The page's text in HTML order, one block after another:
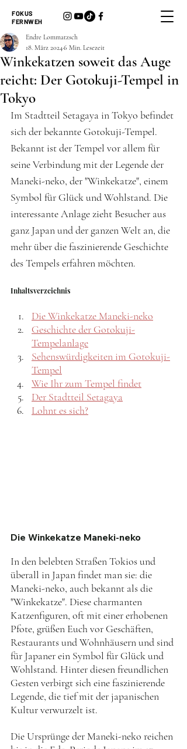
FOKUS
FERNWEH
Winkekatzen soweit das Auge
reicht: Der Gotokuji-Tempel in
Tokyo
Endre Lommatzsch
18. März 20246 Min. Lesezeit
Im Stadtteil Setagaya in Tokyo befindet
sich der bekannte Gotokuji-Tempel.
Bekannt ist der Tempel vor allem für
seine Verbindung mit der Legende der
Maneki-neko, der "Winkekatze", einem
Symbol für Glück und Wohlstand. Die
interessante Anlage zieht Besucher aus
ganz Japan und der ganzen Welt an, die
mehr über die faszinierende Geschichte
des Tempels erfahren möchten.
Inhaltsverzeichnis
Die Winkekatze Maneki-neko
Geschichte der Gotokuji-
Tempelanlage
Sehenswürdigkeiten im Gotokuji-
Tempel
Wie Ihr zum Tempel findet
Der Stadtteil Setagaya
Lohnt es sich?
Die Winkekatze Maneki-neko
In den belebten Straßen Tokios und
überall in Japan findet man sie: die
Maneki-neko, auch bekannt als die
"Winkekatze". Diese charmanten
Katzenfiguren, oft mit einer erhobenen
Pfote, grüßen Euch vor Geschäften,
Restaurants und Wohnhäusern und sind
für Japaner ein Symbol für Glück und
Wohlstand. Hinter diesen freundlichen
Gesten verbirgt sich eine faszinierende
Legende, die tief mit der japanischen
Kultur verwurzelt ist.
Die Ursprünge der Maneki-neko reichen